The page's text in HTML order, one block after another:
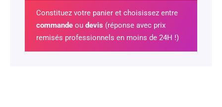
Constituez votre panier et choisissez entre
commandeou devis (réponse avec prix
remisés professionnels en moins de 24H !)